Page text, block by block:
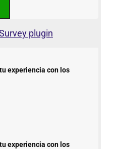
plugin
experiencia con los
experiencia con los